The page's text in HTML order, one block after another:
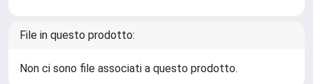
File in questo prodotto:
Non ci sono file associati a questo prodotto.